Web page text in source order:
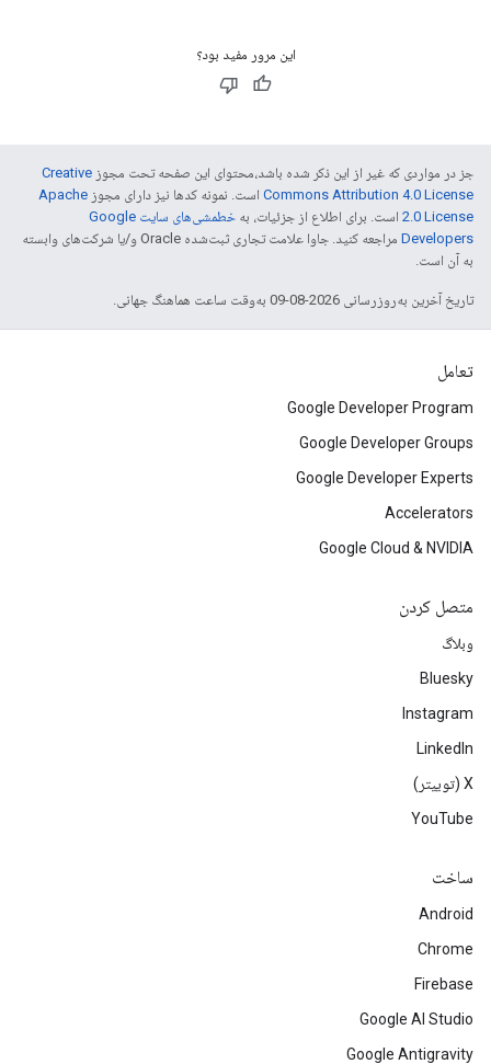
این مرور مفید بود؟
جز در مواردی که غیر از این ذکر شده باشد،‌محتوای این صفحه تحت مجوز Creative
Commons Attribution 4.0 License است. نمونه کدها نیز دارای مجوز Apache
2.0 License است. برای اطلاع از جزئیات، به
خطمشی‌های سایت Google
Developers‏
مراجعه کنید. جاوا علامت تجاری ثبت‌شده Oracle و/یا شرکت‌های وابسته
به آن است.
تاریخ آخرین به‌روزرسانی 2026-08-09 به‌وقت ساعت هماهنگ جهانی.
تعامل
Google Developer Program
Google Developer Groups
Google Developer Experts
Accelerators
Google Cloud & NVIDIA
متصل کردن
وبلاگ
Bluesky
Instagram
LinkedIn
‫X (توییتر)
YouTube
ساخت
Android
Chrome
Firebase
Google AI Studio
Google Antigravity